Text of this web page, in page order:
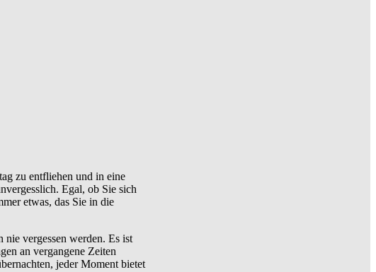
zu entfliehen und in eine
Egal, ob Sie sich
etwas, das Sie in die
vergessen werden. Es ist
an vergangene Zeiten
jeder Moment bietet